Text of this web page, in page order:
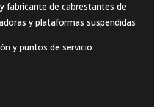
fabricante de cabrestantes de
y plataformas suspendidas
y puntos de servicio